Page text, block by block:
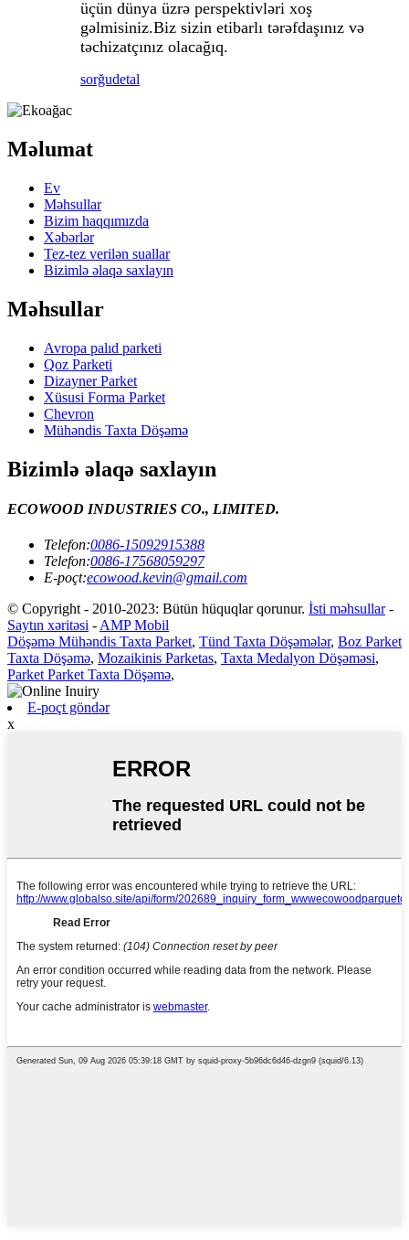
üçün dünya üzrə perspektivləri xoş
gəlmisiniz.Biz sizin etibarlı tərəfdaşınız və
təchizatçınız olacağıq.
sorğudetal
Məlumat
Ev
Məhsullar
Bizim haqqımızda
Xəbərlər
Tez-tez verilən suallar
Bizimlə əlaqə saxlayın
Məhsullar
Avropa palıd parketi
Qoz Parketi
Dizayner Parket
Xüsusi Forma Parket
Chevron
Mühəndis Taxta Döşəmə
Bizimlə əlaqə saxlayın
ECOWOOD INDUSTRIES CO., LIMITED.
Telefon:0086-15092915388
Telefon:0086-17568059297
E-poçt:ecowood.kevin@gmail.com
© Copyright - 2010-2023: Bütün hüquqlar qorunur. İsti məhsullar-
Saytın xəritəsi - AMP Mobil
Döşəmə Mühəndis Taxta Parket, Tünd Taxta Döşəmələr, Boz Parket
Taxta Döşəmə, Mozaikinis Parketas, Taxta Medalyon Döşəməsi,
Parket Parket Taxta Döşəmə,
E-poçt göndər
x